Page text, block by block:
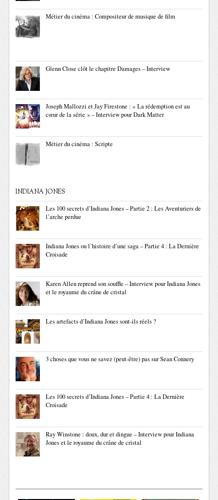
Métier du cinéma : Compositeur de musique de film
Glenn Close clôt le chapitre Damages – Interview
Joseph Mallozzi et Jay Firestone : « La rédemption est au
cœur de la série » – Interview pour Dark Matter
Métier du cinéma : Scripte
INDIANA JONES
Les 100 secrets d’Indiana Jones – Partie 2 : Les Aventuriers de
l’arche perdue
Indiana Jones ou l’histoire d’une saga – Partie 4 : La Dernière
Croisade
Karen Allen reprend son souffle – Interview pour Indiana Jones
et le royaume du crâne de cristal
Les artefacts d’Indiana Jones sont-ils réels ?
3 choses que vous ne savez (peut-être) pas sur Sean Connery
Les 100 secrets d’Indiana Jones – Partie 4 : La Dernière
Croisade
Ray Winstone : doux, dur et dingue – Interview pour Indiana
Jones et le royaume du crâne de cristal